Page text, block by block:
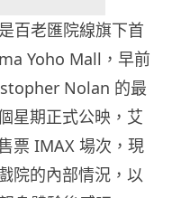
百老匯院線旗下首
Yoho Mall，早前
Nolan 的最
星期正式公映，艾
票 IMAX 場次，現
院的內部情況，以